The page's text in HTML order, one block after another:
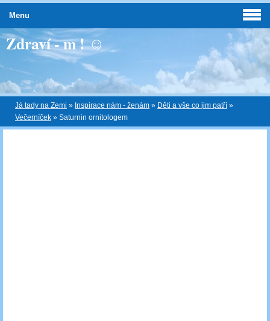
Zdraví - m ! ☺
Já tady na Zemi » Inspirace nám - ženám » Děti a vše co jim patří »
Večerníček » Saturnin ornitologem
Menu